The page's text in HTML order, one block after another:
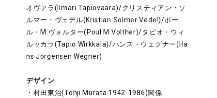
オヴァラ(Ilmari Tapiovaara)/クリスティアン・ソ
ルマー・ヴェデル(Kristian Solmer Vedel)/ポー
ル・M.ヴォルター(Poul M.Volther)/タピオ・ウィ
ルッカラ(Tapio Wirkkala)/ハンス・ウェグナー(Ha
ns Jorgensen Wegner)
デザイン
・村田東治(Tohji Murata 1942-1986)関係